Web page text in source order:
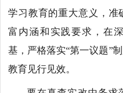
学习教育的重大意义，准
富内涵和实践要求，在
基，严格落实“第一议题”
教育见行见效。